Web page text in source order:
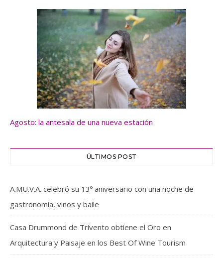
Agosto: la antesala de una nueva estación
ÚLTIMOS POST
A.MU.V.A. celebró su 13º aniversario con una noche de
gastronomía, vinos y baile
Casa Drummond de Trivento obtiene el Oro en
Arquitectura y Paisaje en los Best Of Wine Tourism